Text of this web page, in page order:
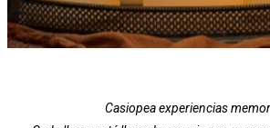
Casiopea experiencias